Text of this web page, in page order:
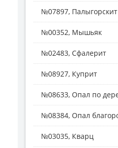
№07897, Палыгорскит
№00352, Мышьяк
№02483, Сфалерит
№08927, Куприт
№08633, Опал по
№08384, Опал
№03035, Кварц